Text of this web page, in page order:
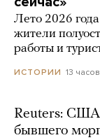
Лето 2026
жители
работы и
ИСТОРИИ 13
Reuters: США
бывшего